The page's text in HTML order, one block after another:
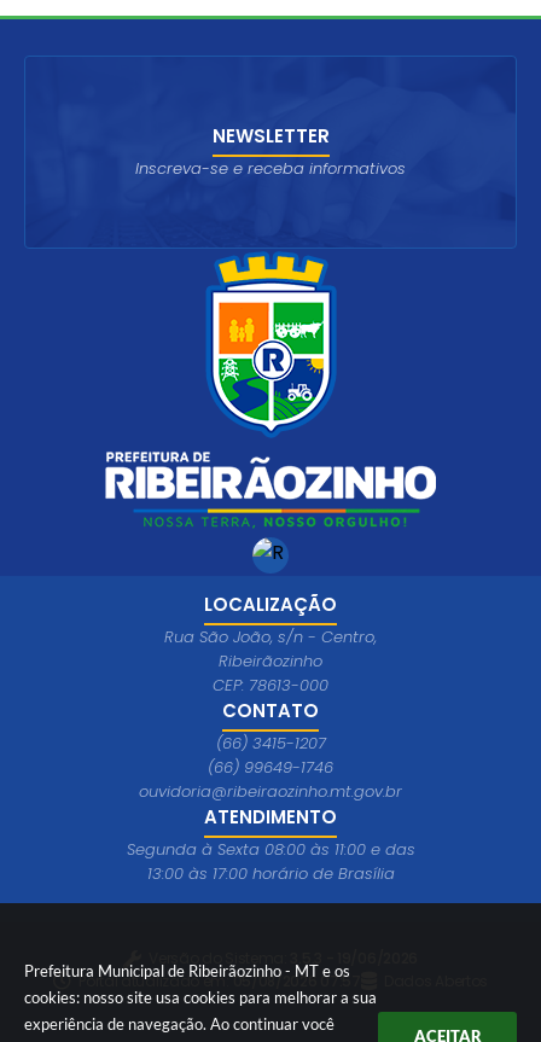
Prefeitura Municipal de Ribeirãozinho - MT e os
cookies: nosso site usa cookies para melhorar a sua
experiência de navegação. Ao continuar você
ACEITAR
LOCALIZAÇÃO
Rua São João, s/n - Centro,
Ribeirãozinho
CEP: 78613-000
CONTATO
(66) 3415-1207
(66) 99649-1746
ouvidoria@ribeiraozinho.mt.gov.br
ATENDIMENTO
Segunda à Sexta 08:00 às 11:00 e das
13:00 às 17:00 horário de Brasília
NEWSLETTER
Inscreva-se e receba informativos
Portal atualizado em:05/08/2026 07:57